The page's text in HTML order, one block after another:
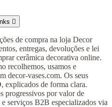

de compra na loja Decor
entregas, devoluções e lei
cerâmica decorativa online.
recolhemos, usamos e
decor-vases.com. Os seus
explicados de forma clara.
progressivos por valor de
serviços B2B especializados via